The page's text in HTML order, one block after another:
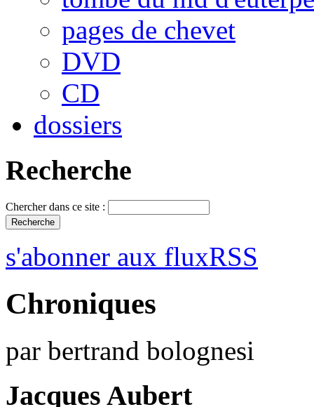
pages de chevet
DVD
CD
dossiers
Recherche
Chercher dans ce site :
s'abonner aux fluxRSS
Chroniques
par bertrand bolognesi
Jacques Aubert